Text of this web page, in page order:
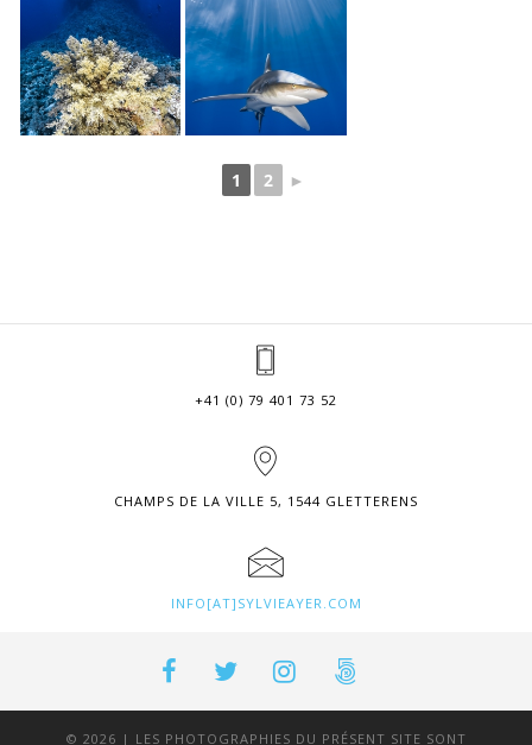
1 2 ►
+41 (0) 79 401 73 52
CHAMPS DE LA VILLE 5, 1544 GLETTERENS
INFO[AT]SYLVIEAYER.COM
© 2026 | LES PHOTOGRAPHIES DU PRÉSENT SITE SONT